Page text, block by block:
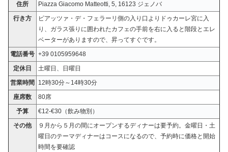
住所
Piazza Giacomo Matteotti, 5, 16123 ジェノバ
行き方
ピアッツァ・デ・フェラーリ側の入り口よりドゥカーレ宮に入
り、ガラス張りに囲われたカフェの手前を右に入ると階段とエレ
ベーターがありますので、昇ってすぐです。
電話番号 +39 0105959648
定休日
土曜日、日曜日
営業時間
12時30分～14時30分
座席数
80席
予算
€12-€30（飲み物別）
その他
９月から５月の間にオープンするディナーは要予約。金曜日・土
曜日のテーマディナーはコースになるので、予約時に価格と開始
時間を要確認